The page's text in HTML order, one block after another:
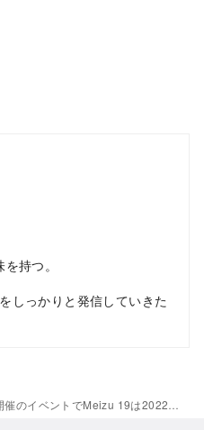
持つ。
しっかりと発信していきた
19は2022年4月以降、Flyme 10は旗艦製品と同時発表、Xシリーズは継続と表明